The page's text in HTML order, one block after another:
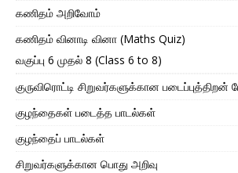
கணிதம் அறிவோம்
கணிதம் வினாடி வினா (Maths Quiz)
வகுப்பு 6 முதல் 8 (Class 6 to 8)
குருவிரொட்டி சிறுவர்களுக்கான படைப்புத்திறன்
குழந்தைகள் படைத்த பாடல்கள்
குழந்தைப் பாடல்கள்
சிறுவர்களுக்கான பொது அறிவு